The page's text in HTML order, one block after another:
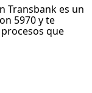
Transbank es un
5970 y te
que